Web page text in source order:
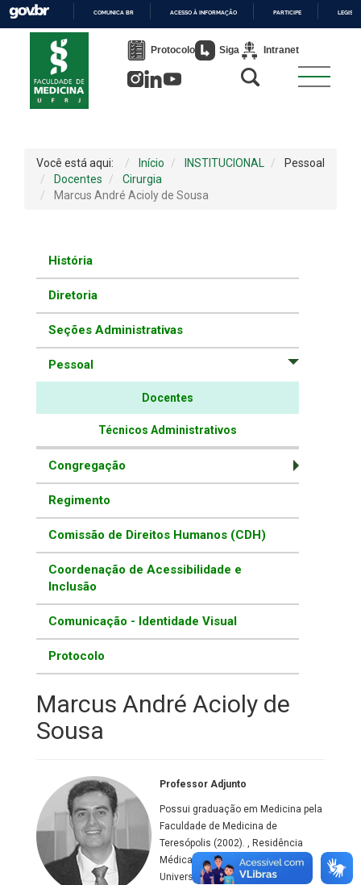
PARA
COMUNICA BR ACESSO À INFORMAÇÃO PARTICIPE
Protocolo Siga Intranet
Você está aqui: Início INSTITUCIONAL
Pessoal
Docentes
Cirurgia
Marcus André Acioly de Sousa
História
Diretoria
Seções Administrativas
Pessoal
Docentes
Técnicos Administrativos
Congregação
Regimento
Comissão de Direitos Humanos (CDH)
Coordenação de Acessibilidade e
Inclusão
Comunicação - Identidade Visual
Protocolo
Marcus André Acioly de
Sousa
Professor Adjunto
Possui graduação em Medicina pela
Faculdade de Medicina de
Teresópolis (2002). , Residência
Médica em Neurocirurgia pela
Universidade do Estado do Rio de